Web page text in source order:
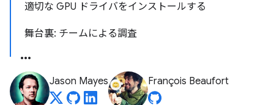
適切な GPU ドライバをインストールする
舞台裏: チームによる調査
Jason Mayes François Beaufort